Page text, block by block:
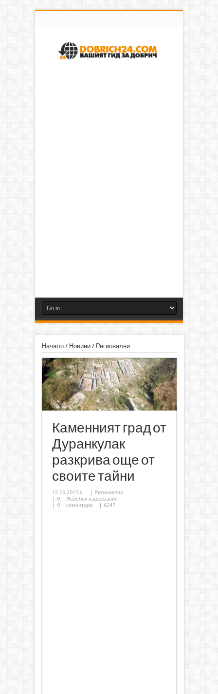
Начало/ Новини/ Регионални
Каменният град от
Дуранкулак
разкрива още от
своите тайни
12.09.2015 г.
Регионални
0
Фейсбук харесвания
0 коментара | 6247